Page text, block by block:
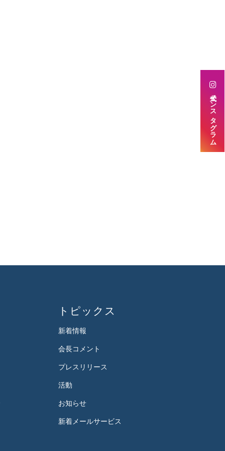
トピックス
新着情報
会長コメント
プレスリリース
活動
お知らせ
新着メールサービス
公式インスタグラム